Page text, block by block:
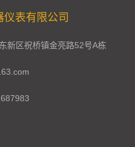
仪表有限公司
区祝桥镇金亮路52号A栋